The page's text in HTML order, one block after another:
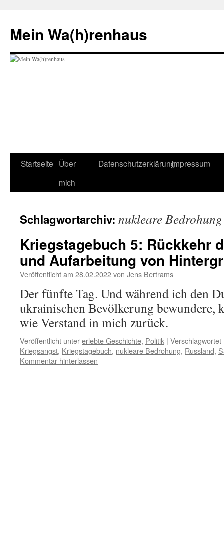
springen
Mein Wa(h)renhaus
Startseite Über
mich
DatenschutzerklärungImpressum
Schlagwortarchiv: nukleare Bedrohung
Kriegstagebuch 5: Rückkehr
und Aufarbeitung von
Veröffentlicht am 28.02.2022von Jens Bertrams
Der fünfte Tag. Und während ich den
ukrainischen Bevölkerung bewundere,
wie Verstand in mich zurück.
Veröffentlicht untererlebte Geschichte, Politik | Verschlagwortet
Kriegsangst, Kriegstagebuch, nukleare Bedrohung, Russland,
Kommentar hinterlassen